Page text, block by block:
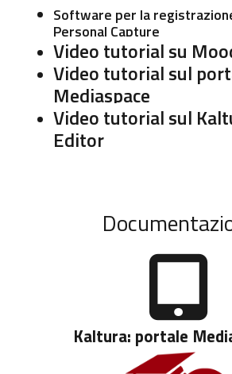
Software per la
Personal Capture
Video tutorial su
Video tutorial sul
Mediaspace
Video tutorial sul
Editor
Kaltura: portale